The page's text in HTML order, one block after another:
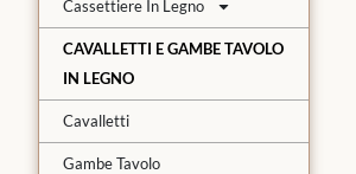
Cassettiere In Legno
CAVALLETTI E GAMBE TAVOLO
IN LEGNO
Cavalletti
Gambe Tavolo